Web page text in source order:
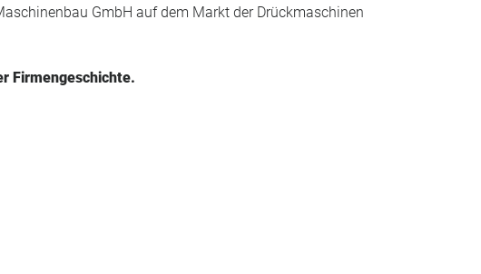
GmbH auf dem Markt der Drückmaschinen
Firmengeschichte.